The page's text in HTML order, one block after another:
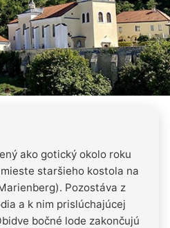
ako gotický okolo roku
staršieho kostola na
Pozostáva z
a k nim prislúchajúcej
bočné lode zakončujú